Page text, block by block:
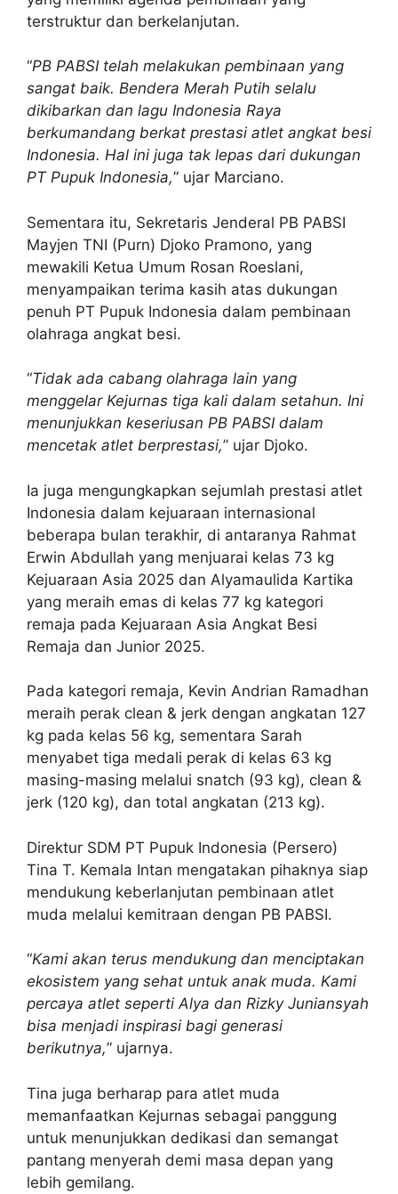
terstruktur dan berkelanjutan.
“PB PABSI telah melakukan pembinaan yang
sangat baik. Bendera Merah Putih selalu
dikibarkan dan lagu Indonesia Raya
berkumandang berkat prestasi atlet angkat besi
Indonesia. Hal ini juga tak lepas dari dukungan
PT Pupuk Indonesia,” ujar Marciano.
Sementara itu, Sekretaris Jenderal PB PABSI
Mayjen TNI (Purn) Djoko Pramono, yang
mewakili Ketua Umum Rosan Roeslani,
menyampaikan terima kasih atas dukungan
penuh PT Pupuk Indonesia dalam pembinaan
olahraga angkat besi.
“Tidak ada cabang olahraga lain yang
menggelar Kejurnas tiga kali dalam setahun. Ini
menunjukkan keseriusan PB PABSI dalam
mencetak atlet berprestasi,” ujar Djoko.
Ia juga mengungkapkan sejumlah prestasi atlet
Indonesia dalam kejuaraan internasional
beberapa bulan terakhir, di antaranya Rahmat
Erwin Abdullah yang menjuarai kelas 73 kg
Kejuaraan Asia 2025 dan Alyamaulida Kartika
yang meraih emas di kelas 77 kg kategori
remaja pada Kejuaraan Asia Angkat Besi
Remaja dan Junior 2025.
Pada kategori remaja, Kevin Andrian Ramadhan
meraih perak clean & jerk dengan angkatan 127
kg pada kelas 56 kg, sementara Sarah
menyabet tiga medali perak di kelas 63 kg
masing-masing melalui snatch (93 kg), clean &
jerk (120 kg), dan total angkatan (213 kg).
Direktur SDM PT Pupuk Indonesia (Persero)
Tina T. Kemala Intan mengatakan pihaknya siap
mendukung keberlanjutan pembinaan atlet
muda melalui kemitraan dengan PB PABSI.
“Kami akan terus mendukung dan menciptakan
ekosistem yang sehat untuk anak muda. Kami
percaya atlet seperti Alya dan Rizky Juniansyah
bisa menjadi inspirasi bagi generasi
berikutnya,” ujarnya.
Tina juga berharap para atlet muda
memanfaatkan Kejurnas sebagai panggung
untuk menunjukkan dedikasi dan semangat
pantang menyerah demi masa depan yang
lebih gemilang.